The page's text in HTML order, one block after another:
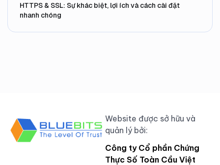
HTTPS & SSL: Sự khác biệt, lợi ích và cách cài đặt
nhanh chóng
Website được sở hữu và
quản lý bởi:
Công ty Cổ phần Chứng
Thực Số Toàn Cầu Việt